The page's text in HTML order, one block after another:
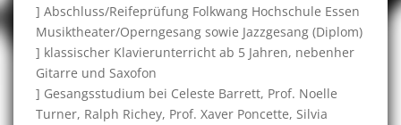
] Abschluss/Reifeprüfung Folkwang Hochschule Essen
Musiktheater/Operngesang sowie Jazzgesang (Diplom)
] klassischer Klavierunterricht ab 5 Jahren, nebenher
Gitarre und Saxofon
] Gesangsstudium bei Celeste Barrett, Prof. Noelle
Turner, Ralph Richey, Prof. Xaver Poncette, Silvia